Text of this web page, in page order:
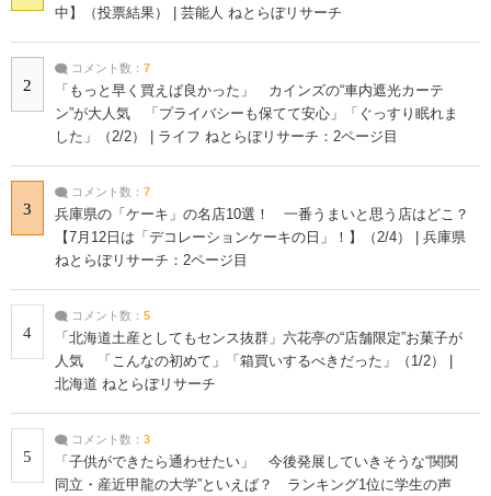
中】（投票結果） | 芸能人 ねとらぼリサーチ
2
コメント数： 7
「もっと早く買えば良かった」 カインズの“車内遮光カーテ
ン”が大人気 「プライバシーも保てて安心」「ぐっすり眠れま
した」（2/2） | ライフ ねとらぼリサーチ：2ページ目
3
コメント数： 7
兵庫県の「ケーキ」の名店10選！ 一番うまいと思う店はどこ？
【7月12日は「デコレーションケーキの日」！】（2/4） | 兵庫県
ねとらぼリサーチ：2ページ目
4
コメント数： 5
「北海道土産としてもセンス抜群」六花亭の“店舗限定”お菓子が
人気 「こんなの初めて」「箱買いするべきだった」（1/2） |
北海道 ねとらぼリサーチ
5
コメント数： 3
「子供ができたら通わせたい」 今後発展していきそうな“関関
同立・産近甲龍の大学”といえば？ ランキング1位に学生の声